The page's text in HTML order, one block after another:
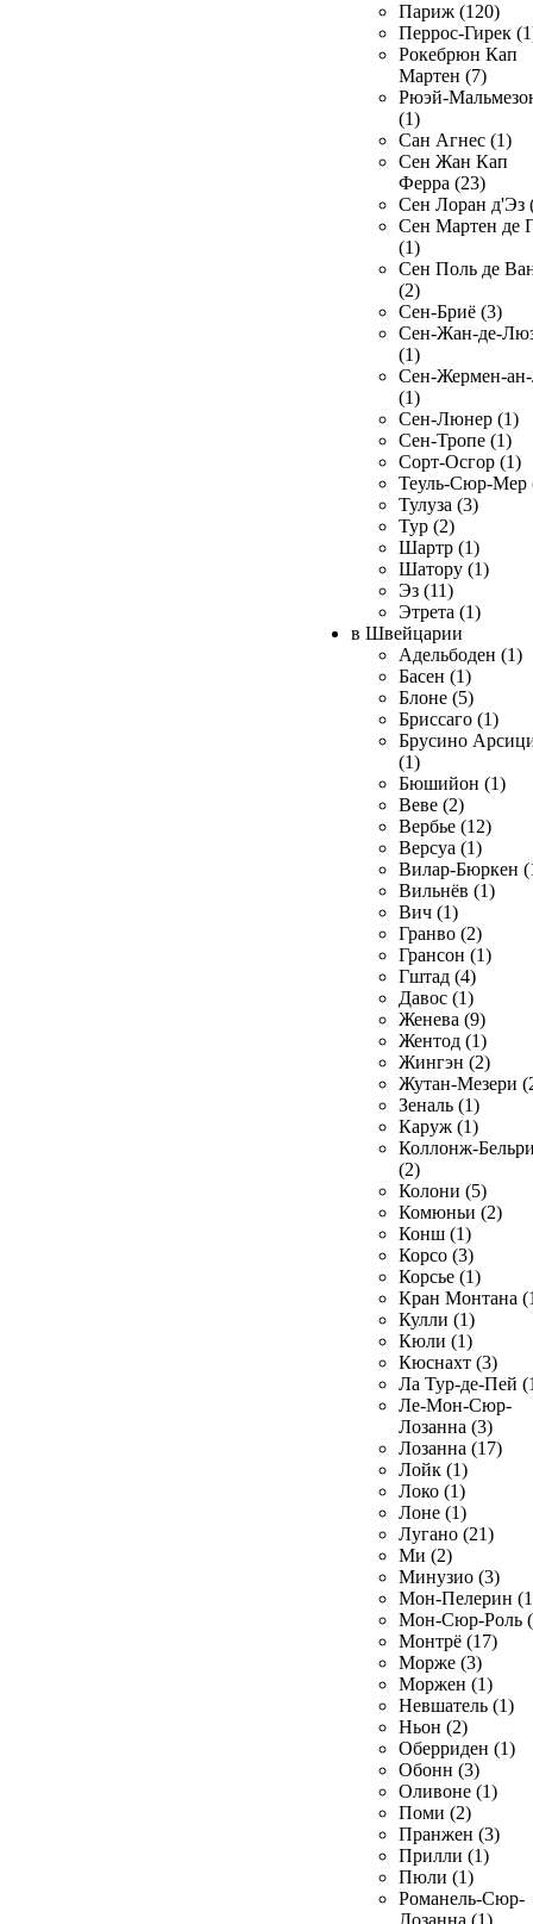
Париж (120)
Перрос-Гирек
Рокебрюн Кап
Мартен (7)
Рюэй-
(1)
Сан Агнес (1)
Сен Жан Кап
Ферра (23)
Сен Лоран д'Эз
Сен Мартен де
(1)
Сен Поль де
(2)
Сен-Бриё (3)
Сен-Жан-де-
(1)
Сен-Жермен-
(1)
Сен-Люнер (1)
Сен-Тропе (1)
Сорт-Осгор (1)
Теуль-Сюр-Мер
Тулуза (3)
Тур (2)
Шартр (1)
Шатору (1)
Эз (11)
Этрета (1)
в Швейцарии
Адельбоден (1)
Басен (1)
Блоне (5)
Бриссаго (1)
Брусино
(1)
Бюшийон (1)
Веве (2)
Вербье (12)
Версуа (1)
Вилар-Бюркен
Вильнёв (1)
Вич (1)
Гранво (2)
Грансон (1)
Гштад (4)
Давос (1)
Женева (9)
Жентод (1)
Жингэн (2)
Жутан-Мезери
Зеналь (1)
Каруж (1)
Коллонж-
(2)
Колони (5)
Комюньи (2)
Конш (1)
Корсо (3)
Корсье (1)
Кран Монтана
Кулли (1)
Кюли (1)
Кюснахт (3)
Ла Тур-де-Пей
Ле-Мон-Сюр-
Лозанна (3)
Лозанна (17)
Лойк (1)
Локо (1)
Лоне (1)
Лугано (21)
Ми (2)
Минузио (3)
Мон-Пелерин
Мон-Сюр-Роль
Монтрё (17)
Морже (3)
Моржен (1)
Невшатель (1)
Ньон (2)
Оберриден (1)
Обонн (3)
Оливоне (1)
Поми (2)
Пранжен (3)
Прилли (1)
Пюли (1)
Романель-Сюр-
Лозанна (1)